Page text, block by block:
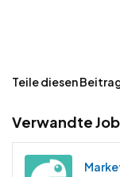
Teile diesen
Verwandte